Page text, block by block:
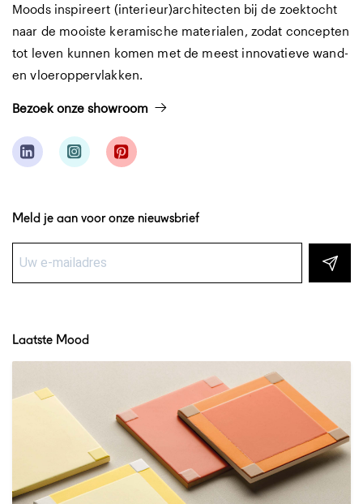
Moods inspireert (interieur)architecten bij de zoektocht
naar de mooiste keramische materialen, zodat concepten
tot leven kunnen komen met de meest innovatieve wand-
en vloeroppervlakken.
Bezoek onze showroom
Meld je aan voor onze nieuwsbrief
Laatste Mood